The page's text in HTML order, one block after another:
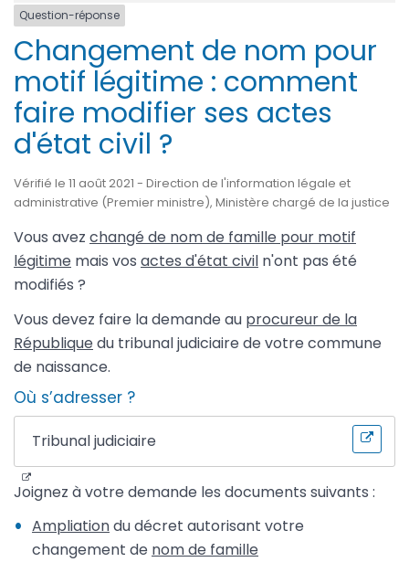
Question-réponse
Changement de nom pour
motif légitime : comment
faire modifier ses actes
d'état civil ?
Vérifié le 11 août 2021 - Direction de l'information légale et
administrative (Premier ministre), Ministère chargé de la justice
Vous avez changé de nom de famille pour motif
légitime mais vos actes d'état civil n'ont pas été
modifiés ?
Vous devez faire la demande au procureur de la
République du tribunal judiciaire de votre commune
de naissance.
Où s’adresser ?
Tribunal judiciaire
Joignez à votre demande les documents suivants :
Ampliationdu décret autorisant votre
changement de nom de famille